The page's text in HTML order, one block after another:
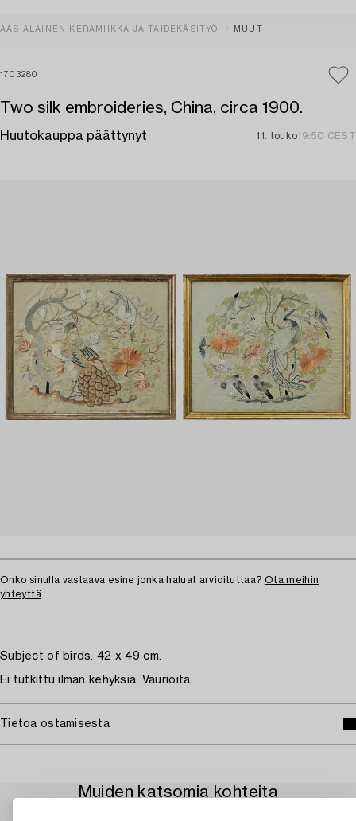
AASIALAINEN KERAMIIKKA JA TAIDEKÄSITYÖ MUUT
1703280
Two silk embroideries, China, circa 1900.
Huutokauppa päättynyt 11. touko19:50 CEST
Onko sinulla vastaava esine jonka haluat arvioituttaa? Ota meihin
yhteyttä
Subject of birds. 42 x 49 cm.
Ei tutkittu ilman kehyksiä. Vaurioita.
Tietoa ostamisesta
Muiden katsomia kohteita